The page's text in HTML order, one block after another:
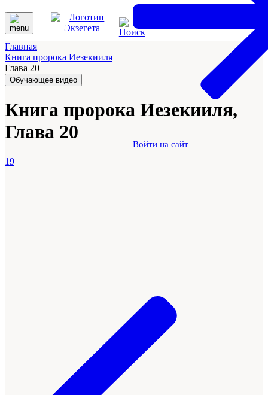
Войти на сайт
Главная
Книга пророка Иезекииля
Глава 20
Обучающее видео
Книга пророка Иезекииля,
Глава 20
19